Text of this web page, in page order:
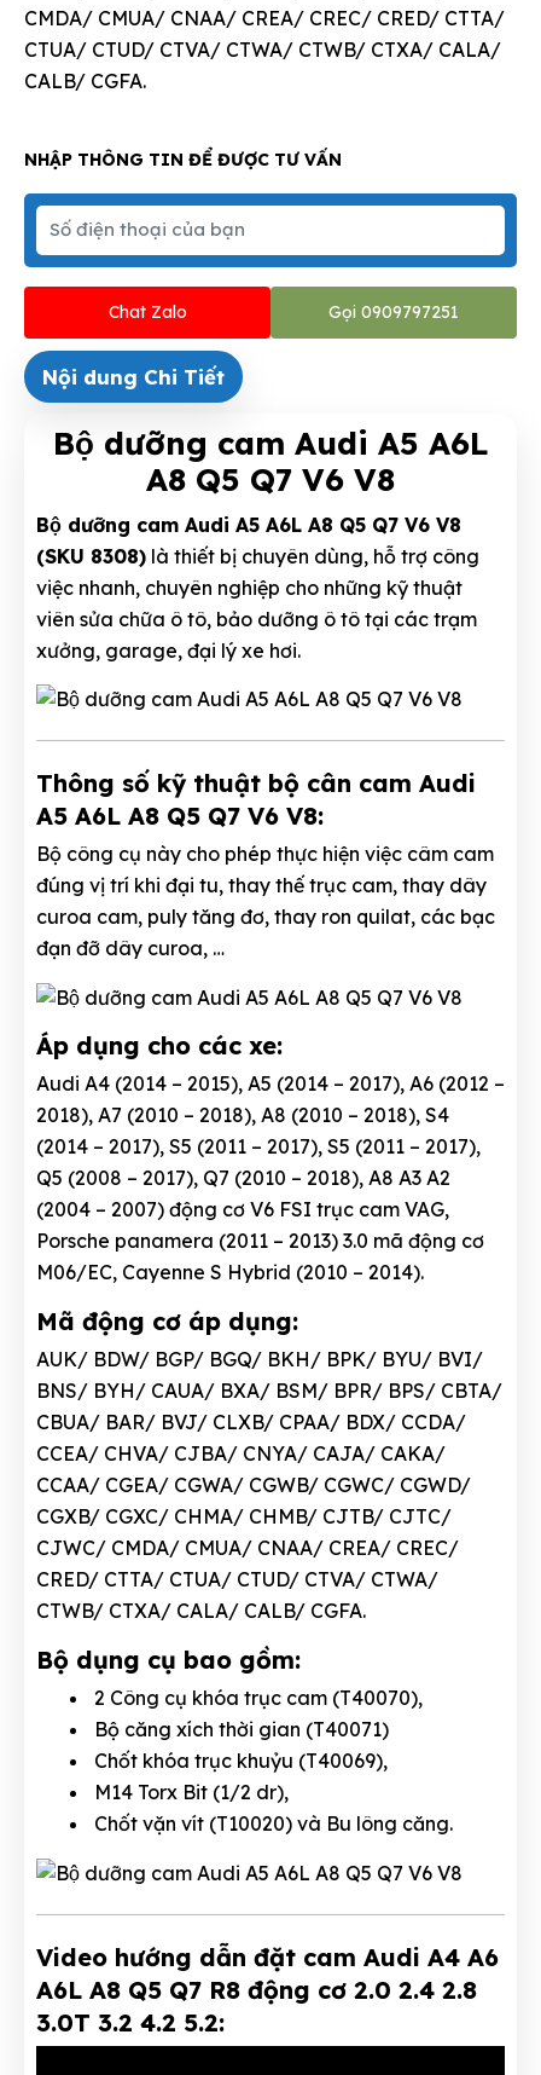
CMDA/ CMUA/ CNAA/ CREA/ CREC/ CRED/ CTTA/
CTUA/ CTUD/ CTVA/ CTWA/ CTWB/ CTXA/ CALA/
CALB/ CGFA.
NHẬP THÔNG TIN ĐỂ ĐƯỢC TƯ VẤN
Chat Zalo Gọi 0909797251
Nội dung Chi Tiết
Bộ dưỡng cam Audi A5 A6L
A8 Q5 Q7 V6 V8
Bộ dưỡng cam Audi A5 A6L A8 Q5 Q7 V6 V8
(SKU 8308) là thiết bị chuyên dùng, hỗ trợ công
việc nhanh, chuyên nghiệp cho những kỹ thuật
viên sửa chữa ô tô, bảo dưỡng ô tô tại các trạm
xưởng, garage, đại lý xe hơi.
Thông số kỹ thuật bộ cân cam Audi
A5 A6L A8 Q5 Q7 V6 V8:
Bộ công cụ này cho phép thực hiện việc câm cam
đúng vị trí khi đại tu, thay thế trục cam, thay dây
curoa cam, puly tăng đơ, thay ron quilat, các bạc
đạn đỡ dây curoa, …
Áp dụng cho các xe:
Audi A4 (2014 – 2015), A5 (2014 – 2017), A6 (2012 –
2018), A7 (2010 – 2018), A8 (2010 – 2018), S4
(2014 – 2017), S5 (2011 – 2017), S5 (2011 – 2017),
Q5 (2008 – 2017), Q7 (2010 – 2018), A8 A3 A2
(2004 – 2007) động cơ V6 FSI trục cam VAG,
Porsche panamera (2011 – 2013) 3.0 mã động cơ
M06/EC, Cayenne S Hybrid (2010 – 2014).
Mã động cơ áp dụng:
AUK/ BDW/ BGP/ BGQ/ BKH/ BPK/ BYU/ BVI/
BNS/ BYH/ CAUA/ BXA/ BSM/ BPR/ BPS/ CBTA/
CBUA/ BAR/ BVJ/ CLXB/ CPAA/ BDX/ CCDA/
CCEA/ CHVA/ CJBA/ CNYA/ CAJA/ CAKA/
CCAA/ CGEA/ CGWA/ CGWB/ CGWC/ CGWD/
CGXB/ CGXC/ CHMA/ CHMB/ CJTB/ CJTC/
CJWC/ CMDA/ CMUA/ CNAA/ CREA/ CREC/
CRED/ CTTA/ CTUA/ CTUD/ CTVA/ CTWA/
CTWB/ CTXA/ CALA/ CALB/ CGFA.
Bộ dụng cụ bao gồm:
2 Công cụ khóa trục cam (T40070),
Bộ căng xích thời gian (T40071)
Chốt khóa trục khuỷu (T40069),
M14 Torx Bit (1/2 dr),
Chốt vặn vít (T10020) và Bu lông căng.
Video hướng dẫn đặt cam Audi A4 A6
A6L A8 Q5 Q7 R8 động cơ 2.0 2.4 2.8
3.0T 3.2 4.2 5.2: